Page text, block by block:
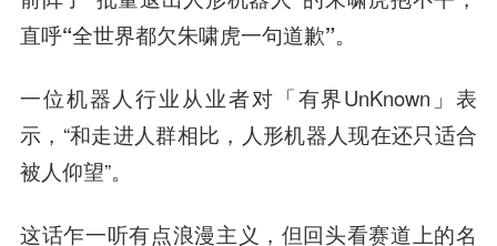
直呼“全世界都欠朱啸虎一句道歉”。
一位机器人行业从业者对「有界UnKnown」表
示，“和走进人群相比，人形机器人现在还只适合
被人仰望”。
这话乍一听有点浪漫主义，但回头看赛道上的名